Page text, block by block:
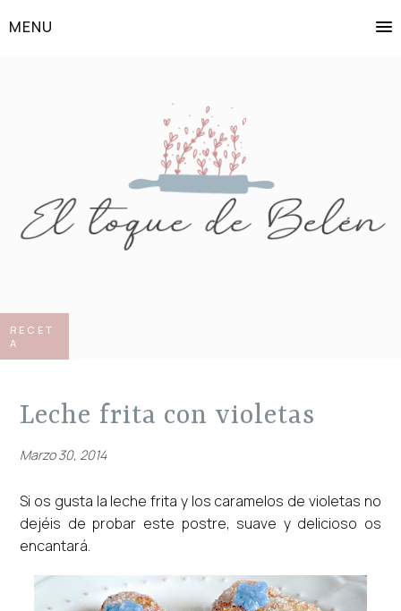
MENU
RECET
A
leche frita con violetas
Marzo 30, 2014
Si os gusta la leche frita y los caramelos de violetas no
dejéis de probar este postre, suave y delicioso os
encantará.